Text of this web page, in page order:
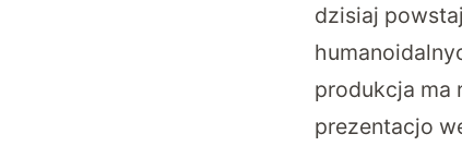
dzisiaj
produkcja ma
prezentacjo